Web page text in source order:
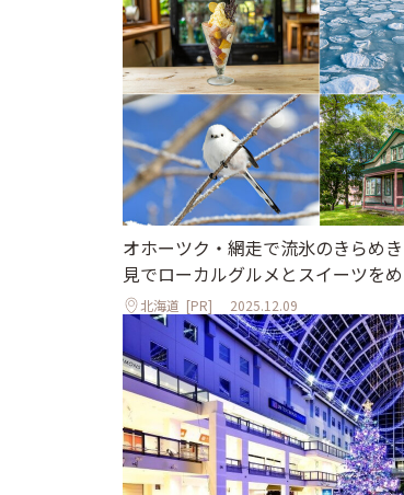
オホーツク・網走で流氷のきらめ
見でローカルグルメとスイーツを
北海道 [PR] 2025.12.09